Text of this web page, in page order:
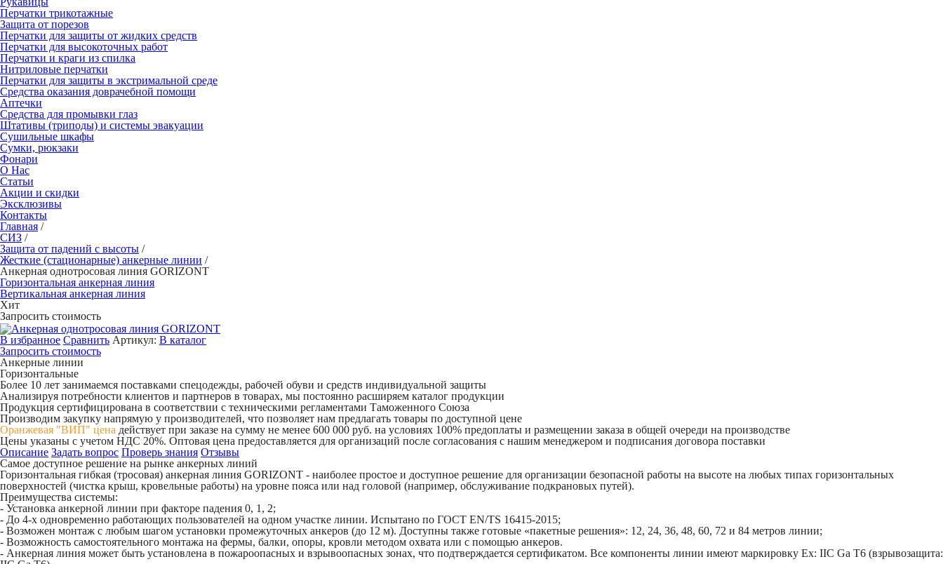
Перчатки трикотажные
Защита от порезов
Перчатки для защиты от жидких средств
Перчатки для высокоточных работ
Перчатки и краги из спилка
Нитриловые перчатки
Перчатки для защиты в экстримальной среде
Средства оказания доврачебной помощи
Аптечки
Средства для промывки глаз
Штативы (триподы) и системы эвакуации
Сушильные шкафы
Сумки, рюкзаки
Фонари
О Нас
Статьи
Акции и скидки
Эксклюзивы
Контакты
Главная /
СИЗ /
Защита от падений с высоты /
Жесткие (стационарные) анкерные линии /
Анкерная однотросовая линия GORIZONT
Горизонтальная анкерная линия
Вертикальная анкерная линия
Хит
Запросить стоимость
В избранное Сравнить Артикул: В каталог
Запросить стоимость
Анкерные линии
Горизонтальные
Более 10 лет занимаемся поставками спецодежды, рабочей обуви и средств индивидуальной защиты
Анализируя потребности клиентов и партнеров в товарах, мы постоянно расширяем каталог продукции
Продукция сертифицирована в соответствии с техническими регламентами Таможенного Союза
Производим закупку напрямую у производителей, что позволяет нам предлагать товары по доступной цене
Оранжевая "ВИП" цена действует при заказе на сумму не менее 600 000 руб. на условиях 100% предоплаты и размещении заказа в общей очереди на производстве
Цены указаны с учетом НДС 20%. Оптовая цена предоставляется для организаций после согласования с нашим менеджером и подписания договора поставки
Описание Задать вопрос Проверь знания Отзывы
Самое доступное решение на рынке анкерных линий
Горизонтальная гибкая (тросовая) анкерная линия GORIZONT - наиболее простое и доступное решение для организации безопасной работы на высоте на любых типах горизонтальных
поверхностей (чистка крыш, кровельные работы) на уровне пояса или над головой (например, обслуживание подкрановых путей).
Преимущества системы:
- Установка анкерной линии при факторе падения 0, 1, 2;
- До 4-х одновременно работающих пользователей на одном участке линии. Испытано по ГОСТ EN/TS 16415-2015;
- Возможен монтаж с любым шагом установки промежуточных анкеров (до 12 м). Доступны также готовые «пакетные решения»: 12, 24, 36, 48, 60, 72 и 84 метров линии;
- Возможность самостоятельного монтажа на фермы, балки, опоры, кровли методом охвата или с помощью анкеров.
- Анкерная линия может быть установлена в пожароопасных и взрывоопасных зонах, что подтверждается сертификатом. Все компоненты линии имеют маркировку Ex: IIC Ga T6 (взрывозащита: